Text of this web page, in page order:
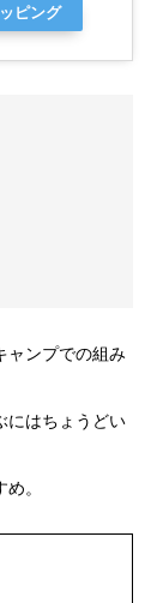
ピング
ャンプでの組み
にはちょうどい
。